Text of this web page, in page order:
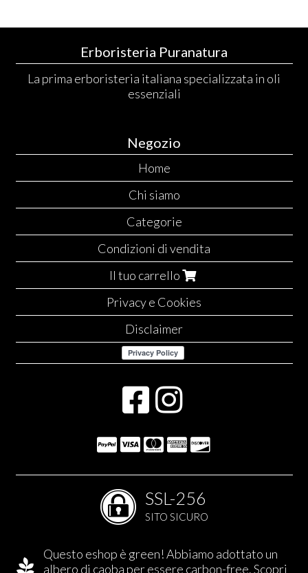
Erboristeria Puranatura
La prima erboristeria italiana specializzata in oli
essenziali
Negozio
Home
Chi siamo
Categorie
Condizioni di vendita
Il tuo carrello
Privacy e Cookies
Disclaimer
SSL-256
SITO SICURO
Questo eshop è green! Abbiamo adottato un
albero di caoba per essere carbon-free.Scopri